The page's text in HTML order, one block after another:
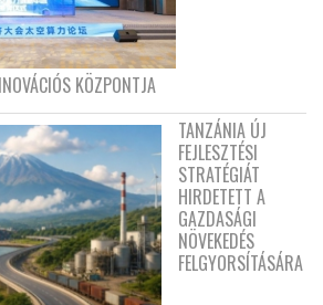
KÖZPONTJA
TANZÁNIA ÚJ
FEJLESZTÉSI
STRATÉGIÁT
HIRDETETT A
GAZDASÁGI
NÖVEKEDÉS
FELGYORSÍTÁSÁRA